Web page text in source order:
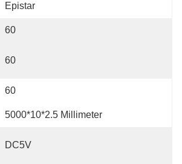
Epistar
60
60
60
5000*10*2.5 Millimeter
DC5V